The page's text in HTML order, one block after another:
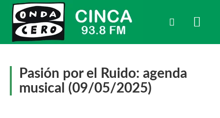
Pasión por el Ruido: agenda
musical (09/05/2025)